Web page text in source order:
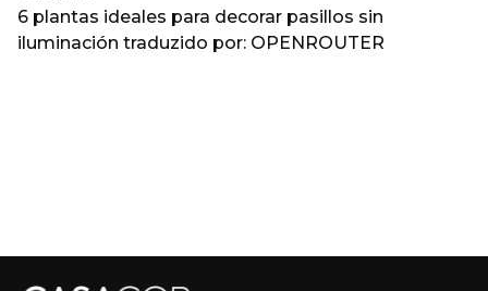
6 plantas ideales para decorar pasillos sin
iluminación traduzido por: OPENROUTER